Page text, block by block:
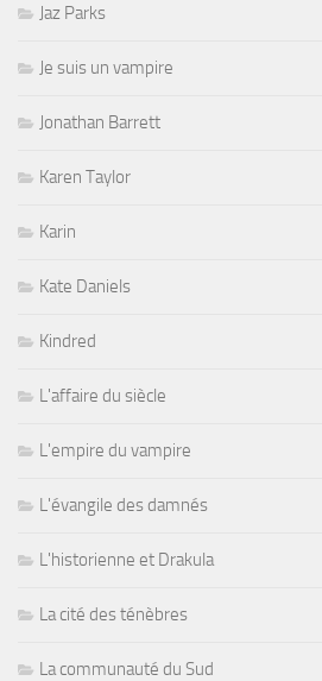
Jaz Parks
Je suis un vampire
Jonathan Barrett
Karen Taylor
Karin
Kate Daniels
Kindred
L'affaire du siècle
L'empire du vampire
L'évangile des damnés
L'historienne et Drakula
La cité des ténèbres
La communauté du Sud